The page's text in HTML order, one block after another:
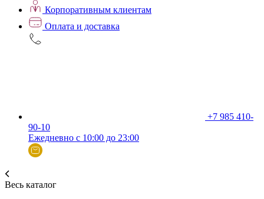
Корпоративным клиентам
Оплата и доставка
+7 985 410-
90-10
Ежедневно с 10:00 до 23:00
Весь каталог